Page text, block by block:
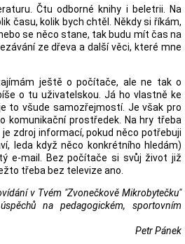
Čtu odborné knihy i beletrii. Na
času, kolik bych chtěl. Někdy si říkám,
se něco stane, tak budu mít čas na
ze dřeva a další věci, které mne
ještě o počítače, ale ne tak o
o tu uživatelskou. Já ho vlastně ke
to všude samozřejmostí. Je však pro
komunikační prostředek. Na hry třeba
zdroj informací, pokud něco potřebuji
leda když něco konkrétního hledám)
e-mail. Bez počítače si svůj život již
třeba bez televize ano.
v Tvém "Zvonečkově Mikrobytečku"
na pedagogickém, sportovním
Petr Pánek